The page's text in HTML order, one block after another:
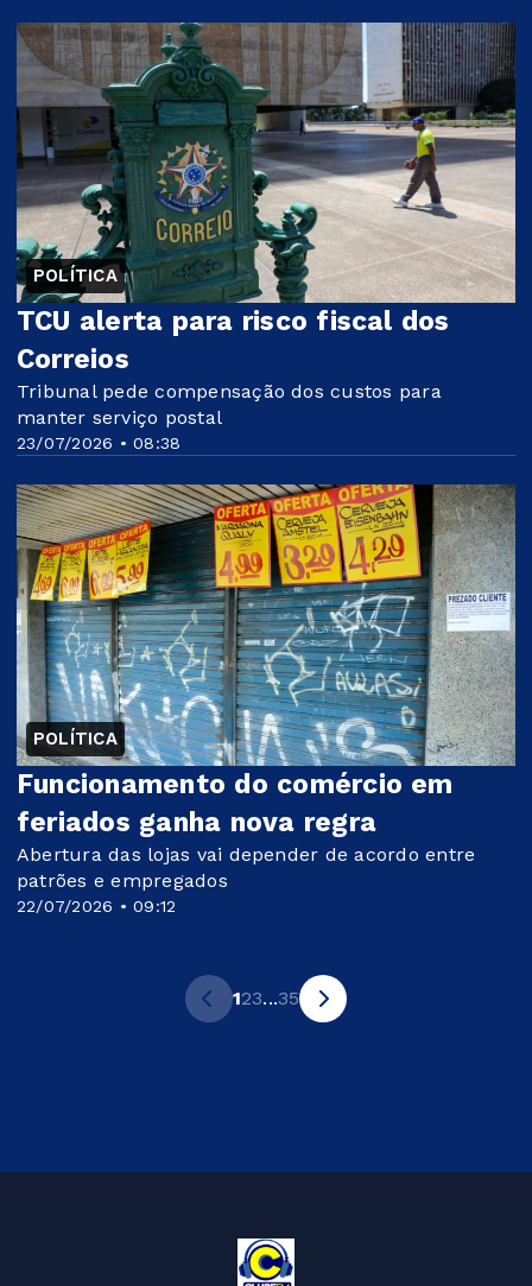
POLÍTICA
23/07/2026 • 08:38
TCU alerta para risco fiscal dos
Correios
Tribunal pede compensação dos custos para
manter serviço postal
POLÍTICA
22/07/2026 • 09:12
Funcionamento do comércio em
feriados ganha nova regra
Abertura das lojas vai depender de acordo entre
patrões e empregados
123...35